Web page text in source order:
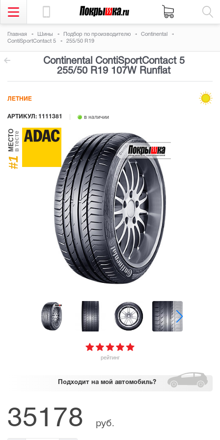
Главная Шины Подбор по производителю
Continental
ContiSportContact 5
255/50 R19
Continental ContiSportContact 5
255/50 R19 107W Runflat
рейтинг
АРТИКУЛ: 1111381 в наличии
ЛЕТНИЕ
#1
МЕСТОв тесте
Подходит на мой автомобиль?
35178 руб.